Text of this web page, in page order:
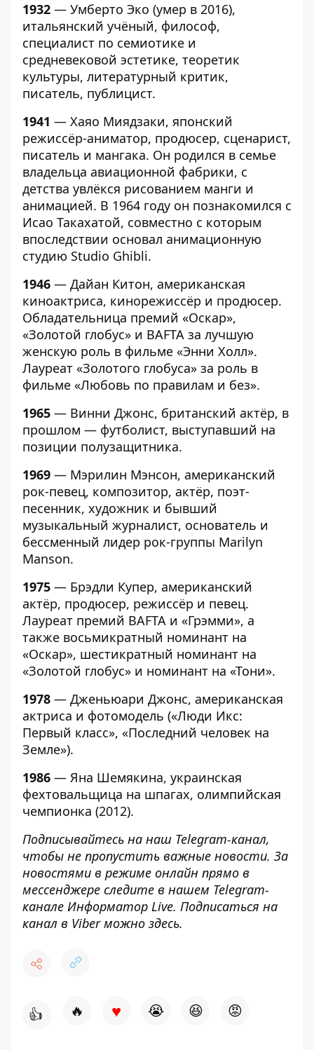
1932 — Умберто Эко (умер в 2016),
итальянский учёный, философ,
специалист по семиотике и
средневековой эстетике, теоретик
культуры, литературный критик,
писатель, публицист.
1941 — Хаяо Миядзаки, японский
режиссёр-аниматор, продюсер, сценарист,
писатель и мангака. Он родился в семье
владельца авиационной фабрики, с
детства увлёкся рисованием манги и
анимацией. В 1964 году он познакомился с
Исао Такахатой, совместно с которым
впоследствии основал анимационную
студию Studio Ghibli.
1946 — Дайан Китон, американская
киноактриса, кинорежиссёр и продюсер.
Обладательница премий «Оскар»,
«Золотой глобус» и BAFTA за лучшую
женскую роль в фильме «Энни Холл».
Лауреат «Золотого глобуса» за роль в
фильме «Любовь по правилам и без».
1965 — Винни Джонс, британский актёр, в
прошлом — футболист, выступавший на
позиции полузащитника.
1969 — Мэрилин Мэнсон, американский
рок-певец, композитор, актёр, поэт-
песенник, художник и бывший
музыкальный журналист, основатель и
бессменный лидер рок-группы Marilyn
Manson.
1975 — Брэдли Купер, американский
актёр, продюсер, режиссёр и певец.
Лауреат премий BAFTA и «Грэмми», а
также восьмикратный номинант на
«Оскар», шестикратный номинант на
«Золотой глобус» и номинант на «Тони».
1978 — Дженьюари Джонс, американская
актриса и фотомодель («Люди Икс:
Первый класс», «Последний человек на
Земле»).
1986 — Яна Шемякина, украинская
фехтовальщица на шпагах, олимпийская
чемпионка (2012).
Подписывайтесь на наш Telegram-канал,
чтобы не пропустить важные новости. За
новостями в режиме онлайн прямо в
мессенджере следите в нашем Telegram-
канале Информатор Live. Подписаться на
канал в Viber можно здесь.
👍 🔥 ♥ 😭 😆 😡